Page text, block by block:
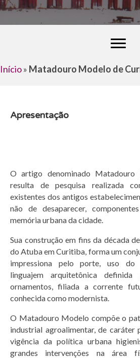
Início» Matadouro Modelo de
Apresentação
O artigo denominado
resulta de pesquisa realizada
existentes dos antigos
não de desaparecer,
memória urbana da cidade.
Sua construção em fins da década
do Atuba em Curitiba, forma um
impressiona pelo porte, uso
linguajem arquitetônica
ornamentos, filiada a corrente
conhecida como modernista.
O Matadouro Modelo compõe o
industrial agroalimentar, de caráter
vigência da política urbana
grandes intervenções na área